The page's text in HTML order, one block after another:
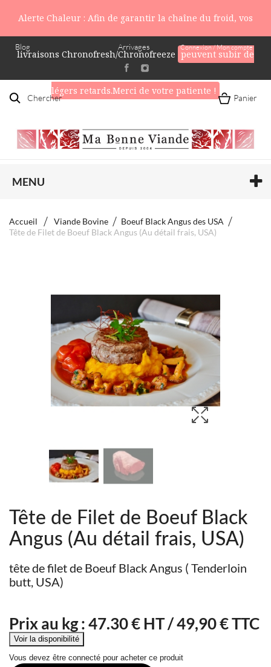
Alerte Chaleur : Afin de garantir la chaîne du froid, vos
livraisons Chronofresh/Chronofreeze peuvent subir de
légers retards.Merci de votre patiente !
Blog Connexion / Mon compte
Arrivages
Chercher Panier
MENU
Accueil Viande Bovine
Boeuf Black Angus des USA
Tête de Filet de Boeuf Black Angus (Au détail frais, USA)
Tête de Filet de Boeuf Black
Angus (Au détail frais, USA)
tête de filet de Boeuf Black Angus ( Tenderloin
butt, USA)
Prix au kg :47.30€ HT /49,90 € TTC
Vous devez être connecté pour acheter ce produit